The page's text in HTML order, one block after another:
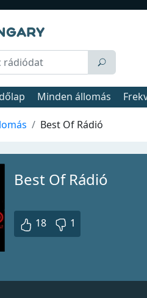
Minden állomás
Best Of Rádió
Best Of Rádió
18 1